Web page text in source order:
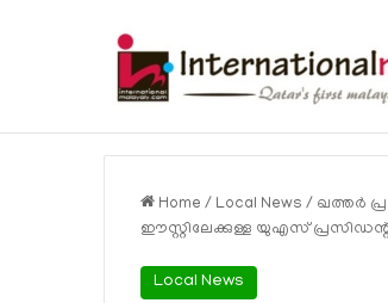
Breaking News
Home / Local News / ഖത്തര്‍
ഈസ്റ്റിലേക്കുള്ള യുഎസ്
Local News